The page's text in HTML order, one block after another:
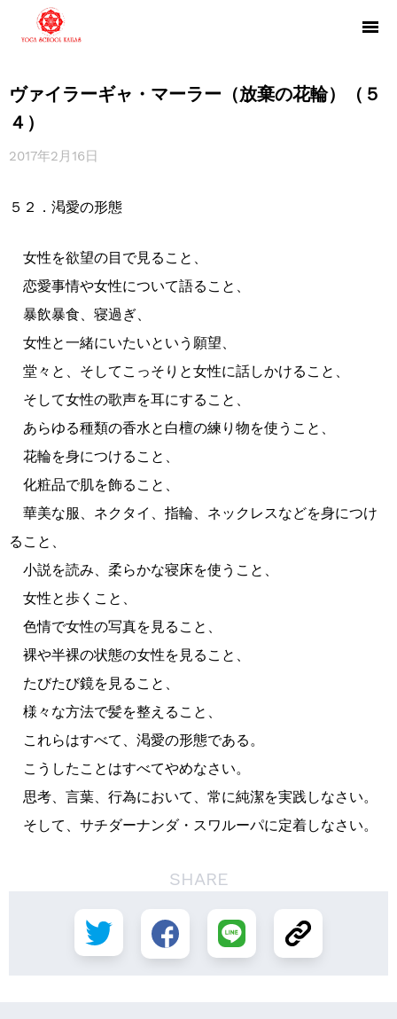
ヴァイラーギャ・マーラー（放棄の花輪）（５
４）
2017年2月16日
５２．渇愛の形態
女性を欲望の目で見ること、
恋愛事情や女性について語ること、
暴飲暴食、寝過ぎ、
女性と一緒にいたいという願望、
堂々と、そしてこっそりと女性に話しかけること、
そして女性の歌声を耳にすること、
あらゆる種類の香水と白檀の練り物を使うこと、
花輪を身につけること、
化粧品で肌を飾ること、
華美な服、ネクタイ、指輪、ネックレスなどを身につけ
ること、
小説を読み、柔らかな寝床を使うこと、
女性と歩くこと、
色情で女性の写真を見ること、
裸や半裸の状態の女性を見ること、
たびたび鏡を見ること、
様々な方法で髪を整えること、
これらはすべて、渇愛の形態である。
こうしたことはすべてやめなさい。
思考、言葉、行為において、常に純潔を実践しなさい。
そして、サチダーナンダ・スワルーパに定着しなさい。
SHARE